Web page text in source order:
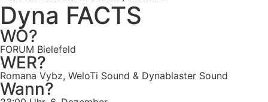
Dyna FACTS
WO?
FORUM Bielefeld
WER?
Romana Vybz, WeloTi Sound & Dynablaster Sound
Wann?